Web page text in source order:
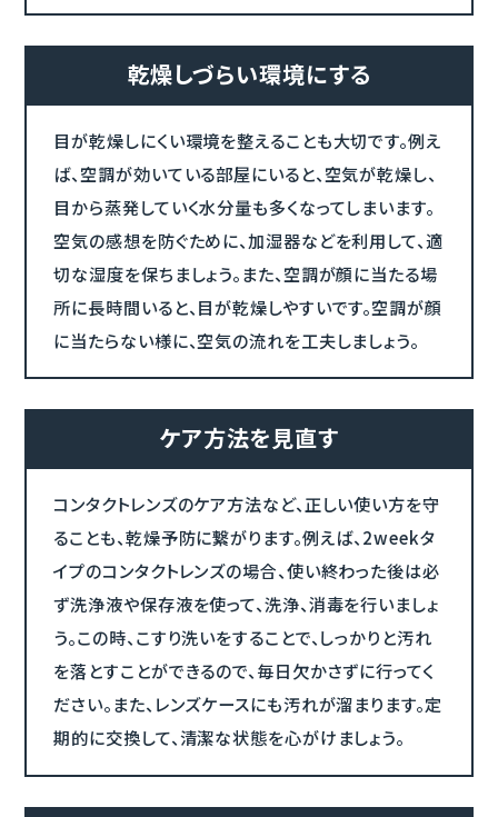
乾燥しづらい環境にする
目が乾燥しにくい環境を整えることも大切です。例え
ば、空調が効いている部屋にいると、空気が乾燥し、
目から蒸発していく水分量も多くなってしまいます。
空気の感想を防ぐために、加湿器などを利用して、適
切な湿度を保ちましょう。また、空調が顔に当たる場
所に長時間いると、目が乾燥しやすいです。空調が顔
に当たらない様に、空気の流れを工夫しましょう。
ケア方法を見直す
コンタクトレンズのケア方法など、正しい使い方を守
ることも、乾燥予防に繋がります。例えば、2weekタ
イプのコンタクトレンズの場合、使い終わった後は必
ず洗浄液や保存液を使って、洗浄、消毒を行いましょ
う。この時、こすり洗いをすることで、しっかりと汚れ
を落とすことができるので、毎日欠かさずに行ってく
ださい。また、レンズケースにも汚れが溜まります。定
期的に交換して、清潔な状態を心がけましょう。